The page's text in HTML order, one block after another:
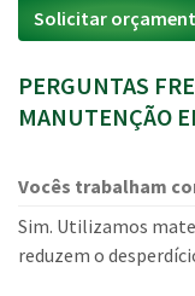
Solicitar
PERGUNTAS
MANUTENÇÃO
Vocês trabalham
Sim. Utilizamos
reduzem o